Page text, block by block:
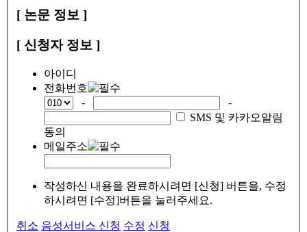
[ 논문 정보 ]
[ 신청자 정보 ]
아이디
전화번호
-
-
SMS 및 카카오알림
동의
메일주소
작성하신 내용을 완료하시려면 [신청] 버튼을, 수정
하시려면 [수정]버튼을 눌러주세요.
취소 음성서비스 신청 수정 신청